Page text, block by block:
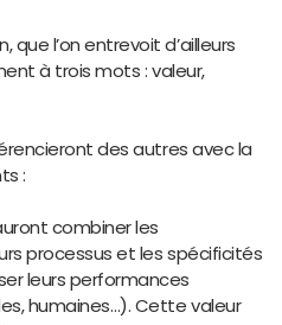
que l’on entrevoit d’ailleurs
à trois mots : valeur,
des autres avec la
:
combiner les
processus et les spécificités
leurs performances
humaines…). Cette valeur